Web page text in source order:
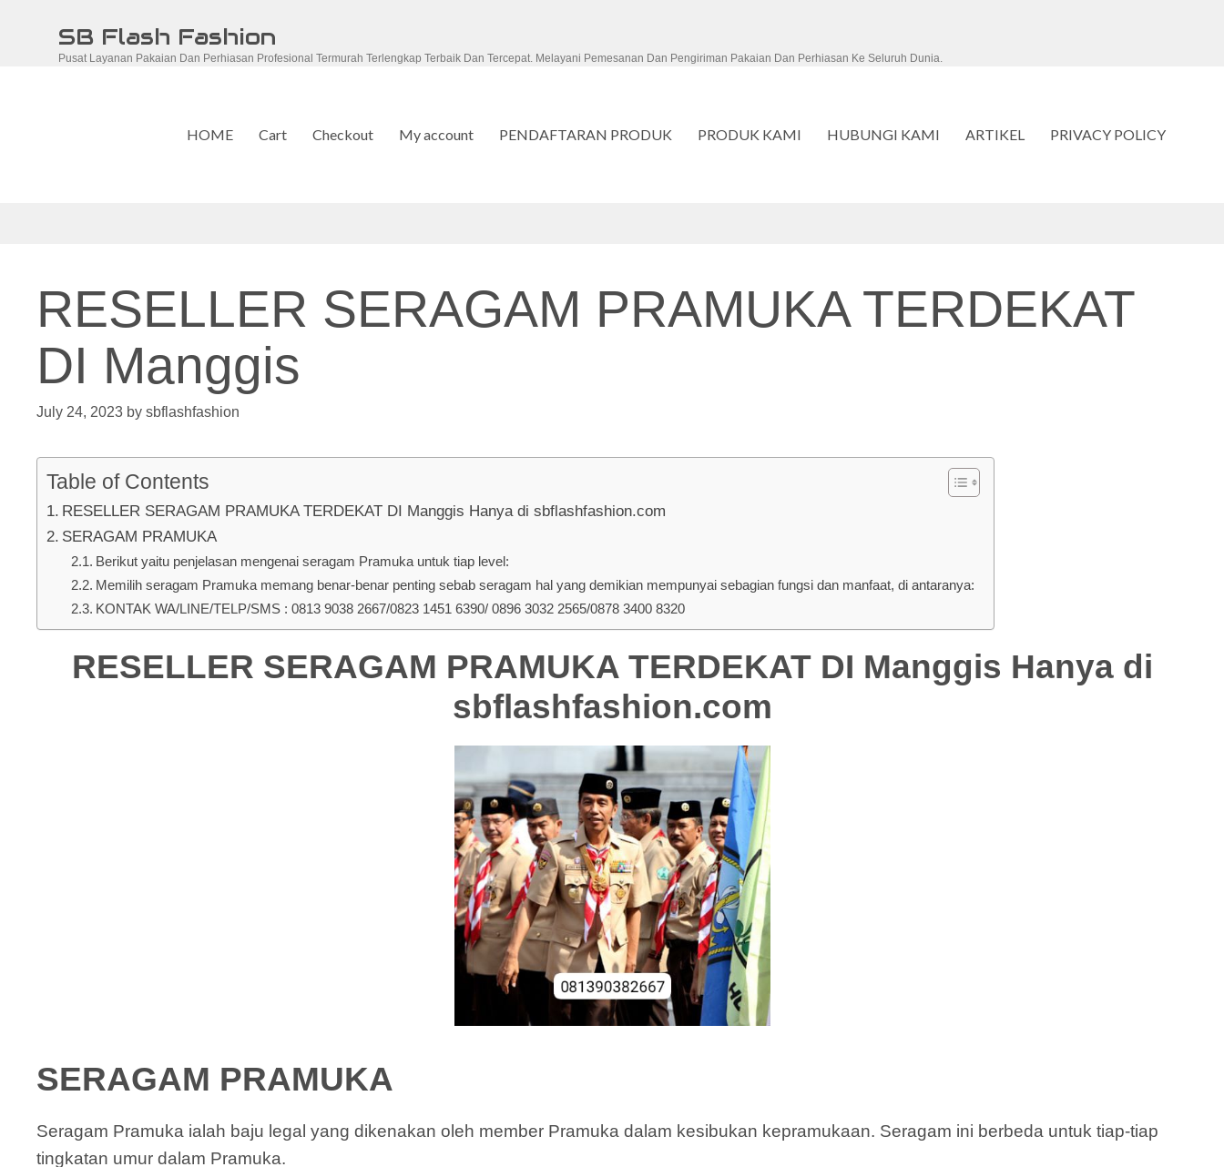
SB Flash Fashion
Pusat Layanan Pakaian Dan Perhiasan Profesional Termurah Terlengkap Terbaik Dan Tercepat. Melayani Pemesanan Dan Pengiriman Pakaian Dan Perhiasan Ke Seluruh Dunia.
HOME Cart Checkout My account PENDAFTARAN PRODUK PRODUK KAMI HUBUNGI KAMI ARTIKEL PRIVACY POLICY
RESELLER SERAGAM PRAMUKA TERDEKAT
DI Manggis
July 24, 2023 by sbflashfashion
Table of Contents
RESELLER SERAGAM PRAMUKA TERDEKAT DI Manggis Hanya di sbflashfashion.com
SERAGAM PRAMUKA
Berikut yaitu penjelasan mengenai seragam Pramuka untuk tiap level:
Memilih seragam Pramuka memang benar-benar penting sebab seragam hal yang demikian mempunyai sebagian fungsi dan manfaat, di antaranya:
KONTAK WA/LINE/TELP/SMS : 0813 9038 2667/0823 1451 6390/ 0896 3032 2565/0878 3400 8320
RESELLER SERAGAM PRAMUKA TERDEKAT DI Manggis Hanya di
sbflashfashion.com
SERAGAM PRAMUKA
Seragam Pramuka ialah baju legal yang dikenakan oleh member Pramuka dalam kesibukan kepramukaan. Seragam ini berbeda untuk tiap-tiap
tingkatan umur dalam Pramuka.